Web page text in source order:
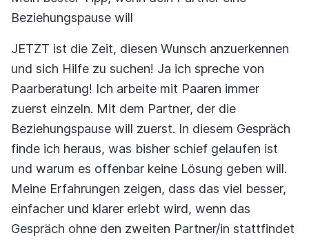
Beziehungspause will
JETZT ist die Zeit, diesen Wunsch anzuerkennen
und sich Hilfe zu suchen! Ja ich spreche von
Paarberatung! Ich arbeite mit Paaren immer
zuerst einzeln. Mit dem Partner, der die
Beziehungspause will zuerst. In diesem Gespräch
finde ich heraus, was bisher schief gelaufen ist
und warum es offenbar keine Lösung geben will.
Meine Erfahrungen zeigen, dass das viel besser,
einfacher und klarer erlebt wird, wenn das
Gespräch ohne den zweiten Partner/in stattfindet